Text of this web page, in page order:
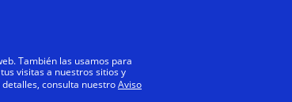
Innovadores Todos
También las usamos para
visitas a nuestros sitios y
consulta nuestroAviso